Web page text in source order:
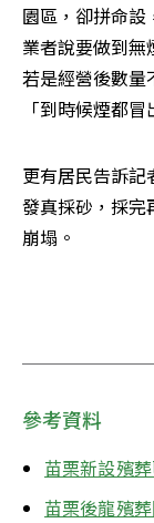
園區，卻拼命設
業者說要做到無
若是經營後數量
「到時候煙都
更有居民告訴
發真採砂，採完
崩塌。
參考資料
苗栗新設殯
苗栗後龍殯